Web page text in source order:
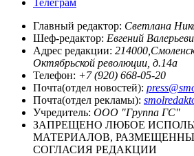
Главный редактор: Светлана
Шеф-редактор: Евгений
Адрес редакции:
Октябрьской революции, д.14а
Телефон: +7 (920) 668-05-20
Почта(отдел новостей):
Почта(отдел рекламы):
Учредитель: ООО "Группа ГС"
ЗАПРЕЩЕНО ЛЮБОЕ
МАТЕРИАЛОВ,
СОГЛАСИЯ РЕДАКЦИИ